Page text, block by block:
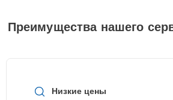
Преимущества нашего
Низкие цены